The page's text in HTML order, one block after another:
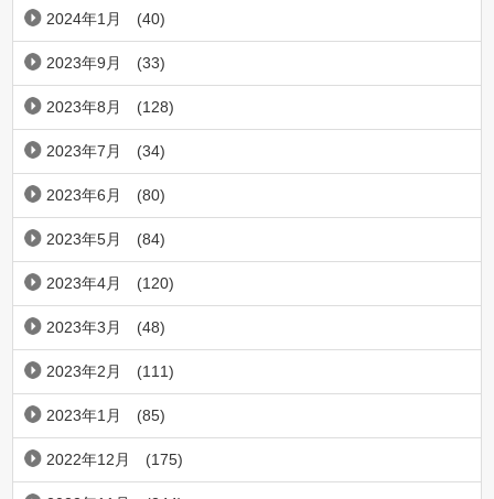
2024年1月 (40)
2023年9月 (33)
2023年8月 (128)
2023年7月 (34)
2023年6月 (80)
2023年5月 (84)
2023年4月 (120)
2023年3月 (48)
2023年2月 (111)
2023年1月 (85)
2022年12月 (175)